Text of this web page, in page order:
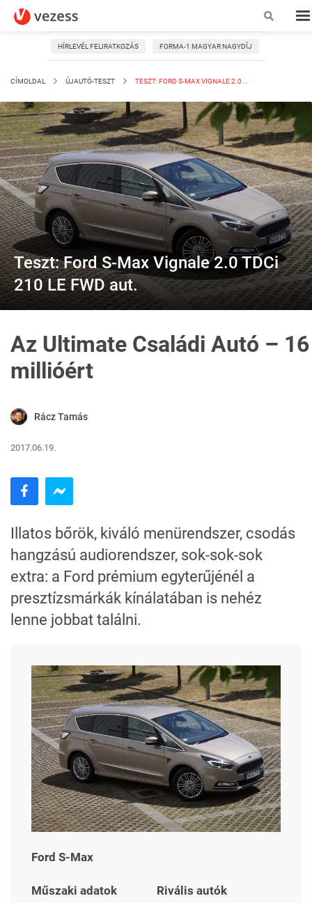
HÍRLEVÉL FELIRATKOZÁS FORMA-1 MAGYAR NAGYDÍJ
CÍMOLDAL ÚJAUTÓ-TESZT TESZT: FORD S-MAX VIGNALE 2.0...
Teszt: Ford S-Max Vignale 2.0 TDCi
210 LE FWD aut.
Az Ultimate Családi Autó – 16
millióért
Rácz Tamás
2017.06.19.
Illatos bőrök, kiváló menürendszer, csodás
hangzású audiorendszer, sok-sok-sok
extra: a Ford prémium egyterűjénél a
presztízsmárkák kínálatában is nehéz
lenne jobbat találni.
Ford S-Max
Műszaki adatok
Rivális autók